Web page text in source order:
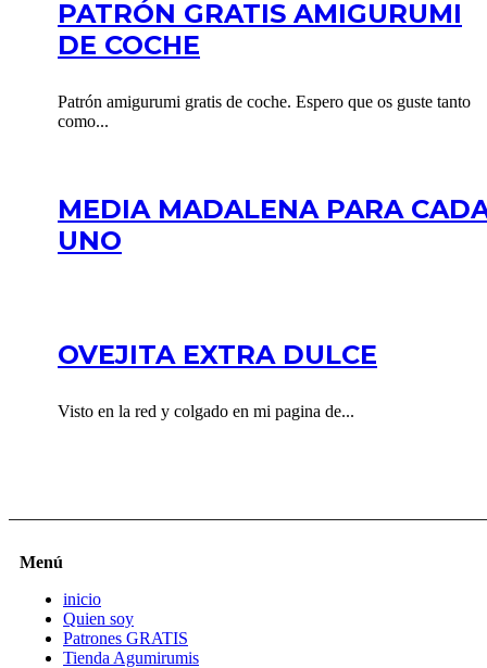
PATRÓN GRATIS AMIGURUMI
DE COCHE
Patrón amigurumi gratis de coche. Espero que os guste tanto
como...
MEDIA MADALENA PARA
UNO
OVEJITA EXTRA DULCE
Visto en la red y colgado en mi pagina de...
Menú
inicio
Quien soy
Patrones GRATIS
Tienda Agumirumis